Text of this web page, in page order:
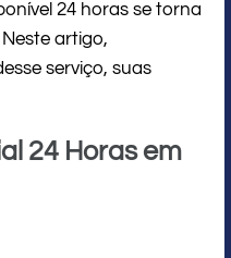
24 horas se torna
artigo,
serviço, suas
24 Horas em